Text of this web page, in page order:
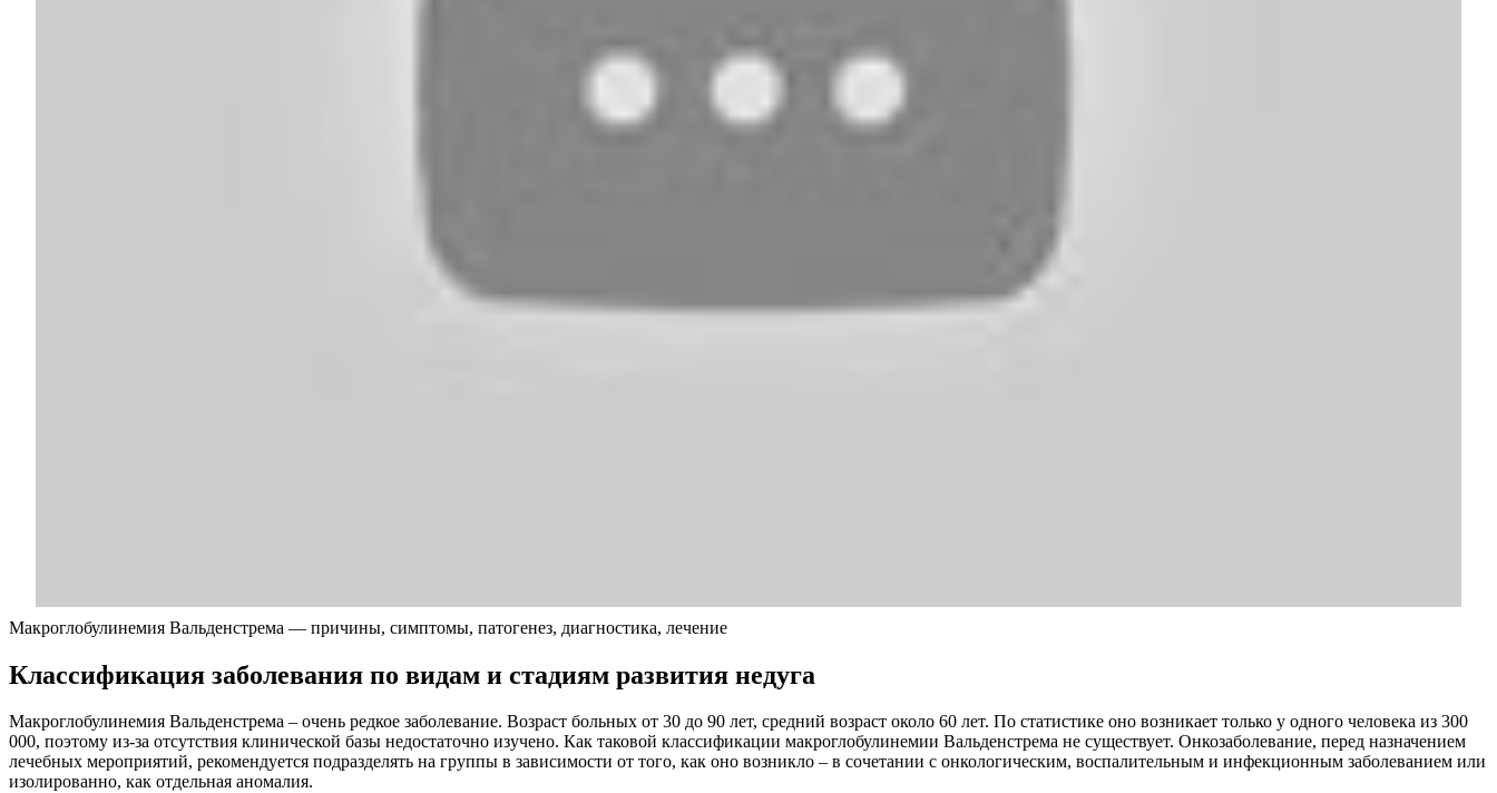
Макроглобулинемия Вальденстрема — причины, симптомы, патогенез, диагностика, лечение
Классификация заболевания по видам и стадиям развития недуга
Макроглобулинемия Вальденстрема – очень редкое заболевание. Возраст больных от 30 до 90 лет, средний возраст около 60 лет. По статистике оно возникает только у одного человека из 300
000, поэтому из-за отсутствия клинической базы недостаточно изучено. Как таковой классификации макроглобулинемии Вальденстрема не существует. Онкозаболевание, перед назначением
лечебных мероприятий, рекомендуется подразделять на группы в зависимости от того, как оно возникло – в сочетании с онкологическим, воспалительным и инфекционным заболеванием или
изолированно, как отдельная аномалия.